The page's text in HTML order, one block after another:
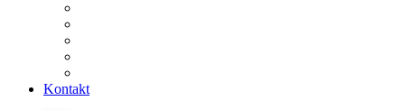
Kontakt